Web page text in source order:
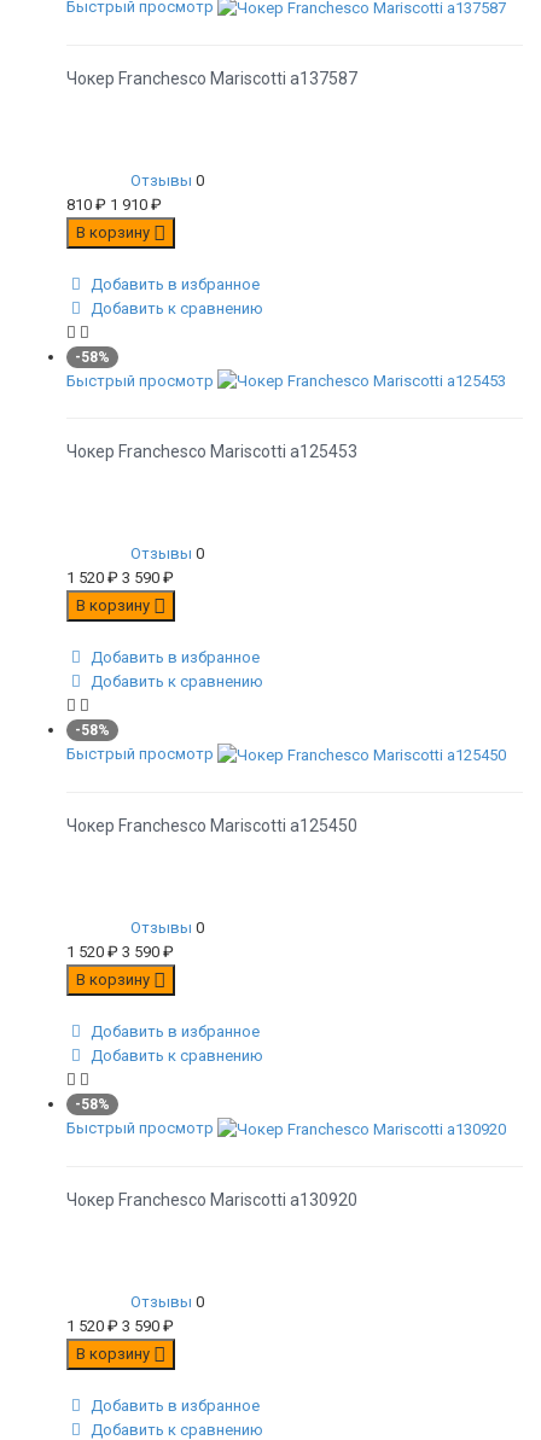
Быстрый просмотр
Чокер Franchesco Mariscotti а137587
Отзывы 0
810 ₽ 1 910 ₽
В корзину
Добавить в избранное
Добавить к сравнению
-58%
Быстрый просмотр
Чокер Franchesco Mariscotti а125453
Отзывы 0
1 520 ₽ 3 590 ₽
В корзину
Добавить в избранное
Добавить к сравнению
-58%
Быстрый просмотр
Чокер Franchesco Mariscotti а125450
Отзывы 0
1 520 ₽ 3 590 ₽
В корзину
Добавить в избранное
Добавить к сравнению
-58%
Быстрый просмотр
Чокер Franchesco Mariscotti а130920
Отзывы 0
1 520 ₽ 3 590 ₽
В корзину
Добавить в избранное
Добавить к сравнению